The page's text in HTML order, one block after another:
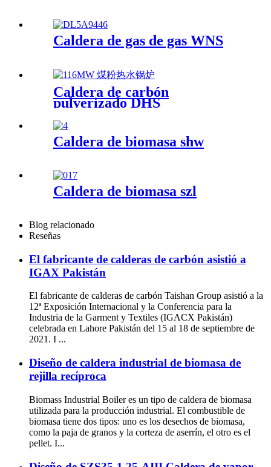
Caldera de gas de gas WNS
Caldera de carbón
pulverizado DHS
Caldera de biomasa shw
Caldera de biomasa szl
Blog relacionado
Reseñas
El fabricante de calderas de carbón asistió a
IGAX Pakistán
El fabricante de calderas de carbón Taishan Group asistió a la
12ª Exposición Internacional y la Conferencia para la
Industria de la Garment y Textiles (IGACX Pakistán)
celebrada en Lahore Pakistán del 15 al 18 de septiembre de
2021. I ...
Diseño de caldera industrial de biomasa de
rejilla recíproca
Biomass Industrial Boiler es un tipo de caldera de biomasa
utilizada para la producción industrial. El combustible de
biomasa tiene dos tipos: uno es los desechos de biomasa,
como la paja de granos y la corteza de aserrín, el otro es el
pellet. I...